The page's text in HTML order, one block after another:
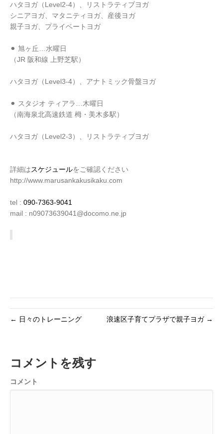
ハタヨガ（Level2-4）、リストラティブヨガ
シニアヨガ、マタニティヨガ、産後ヨガ
親子ヨガ、プライベートヨガ
⚫︎ 旭ヶ丘…水曜日
（JR 阪和線 上野芝駅）
ハタヨガ（Level3-4）、アナトミック骨盤ヨガ
⚫︎ スタジオ ティアラ…木曜日
（南海泉北高速鉄道 栂・美木多駅）
ハタヨガ（Level2-3）、リストラティブヨガ
詳細はスケジュールをご確認ください
http://www.marusankakusikaku.com
tel : 090-7363-9041
mail : n09073639041@docomo.ne.jp
← 日々のトレーニング 浪速区子育てプラザで親子ヨガ →
コメントを残す
コメント